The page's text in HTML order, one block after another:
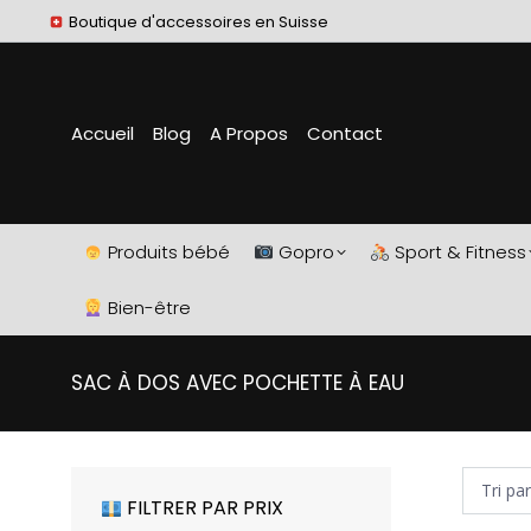
Boutique d'accessoires en Suisse
Accueil Blog A Propos Contact
Produits bébé Gopro Sport & Fitness
Bien-être
SAC À DOS AVEC POCHETTE À EAU
FILTRER PAR PRIX